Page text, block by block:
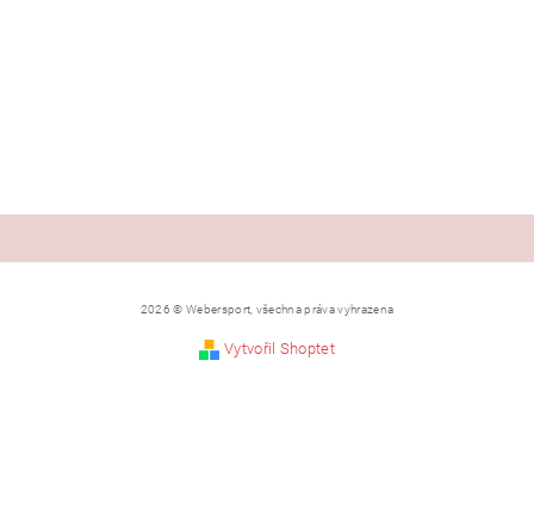
2026 © Webersport, všechna práva vyhrazena
Vytvořil Shoptet